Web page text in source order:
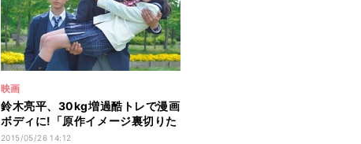
映画
鈴木亮平、30kg増過酷トレで漫画
ボディに!「原作イメージ裏切りた
くない」
2015/05/26 14:12